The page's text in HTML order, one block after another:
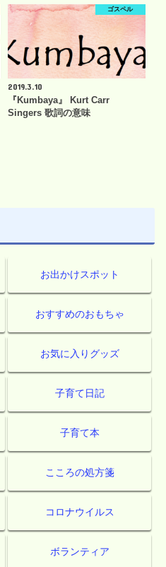
ゴスペル
2019.3.10
『Kumbaya』 Kurt Carr
Singers 歌詞の意味
お出かけスポット
おすすめのおもちゃ
お気に入りグッズ
子育て日記
子育て本
こころの処方箋
コロナウイルス
ボランティア